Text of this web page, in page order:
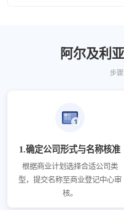
阿尔及利
步
1.确定公司形式与名称核准
根据商业计划选择合适公司类
型，提交名称至商业登记中心审
核。